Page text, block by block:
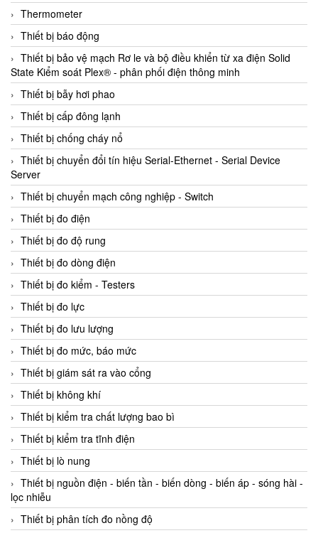
Thermometer
Thiết bị báo động
Thiết bị bảo vệ mạch Rơ le và bộ điều khiển từ xa điện Solid
State Kiểm soát Plex® - phân phối điện thông minh
Thiết bị bẫy hơi phao
Thiết bị cấp đông lạnh
Thiết bị chống cháy nổ
Thiết bị chuyển đổi tín hiệu Serial-Ethernet - Serial Device
Server
Thiết bị chuyển mạch công nghiệp - Switch
Thiết bị đo điện
Thiết bị đo độ rung
Thiết bị đo dòng điện
Thiết bị đo kiểm - Testers
Thiết bị đo lực
Thiết bị đo lưu lượng
Thiết bị đo mức, báo mức
Thiết bị giám sát ra vào cổng
Thiết bị không khí
Thiết bị kiểm tra chất lượng bao bì
Thiết bị kiểm tra tĩnh điện
Thiết bị lò nung
Thiết bị nguồn điện - biến tần - biến dòng - biến áp - sóng hài -
lọc nhiễu
Thiết bị phân tích đo nồng độ